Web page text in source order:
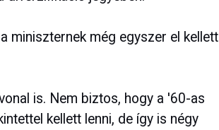
miniszternek még egyszer el kellett
is. Nem biztos, hogy a '60-as
kellett lenni, de így is négy